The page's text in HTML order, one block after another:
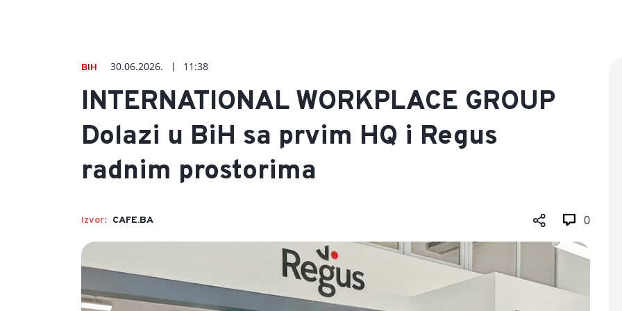
BIH 30.06.2026. 11:38
INTERNATIONAL WORKPLACE GROUP
Dolazi u BiH sa prvim HQ i Regus
radnim prostorima
Izvor: CAFE.BA 0